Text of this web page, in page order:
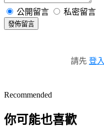
公開留言 私密留言
發佈留言
請先 登入
Recommended
你可能也喜歡